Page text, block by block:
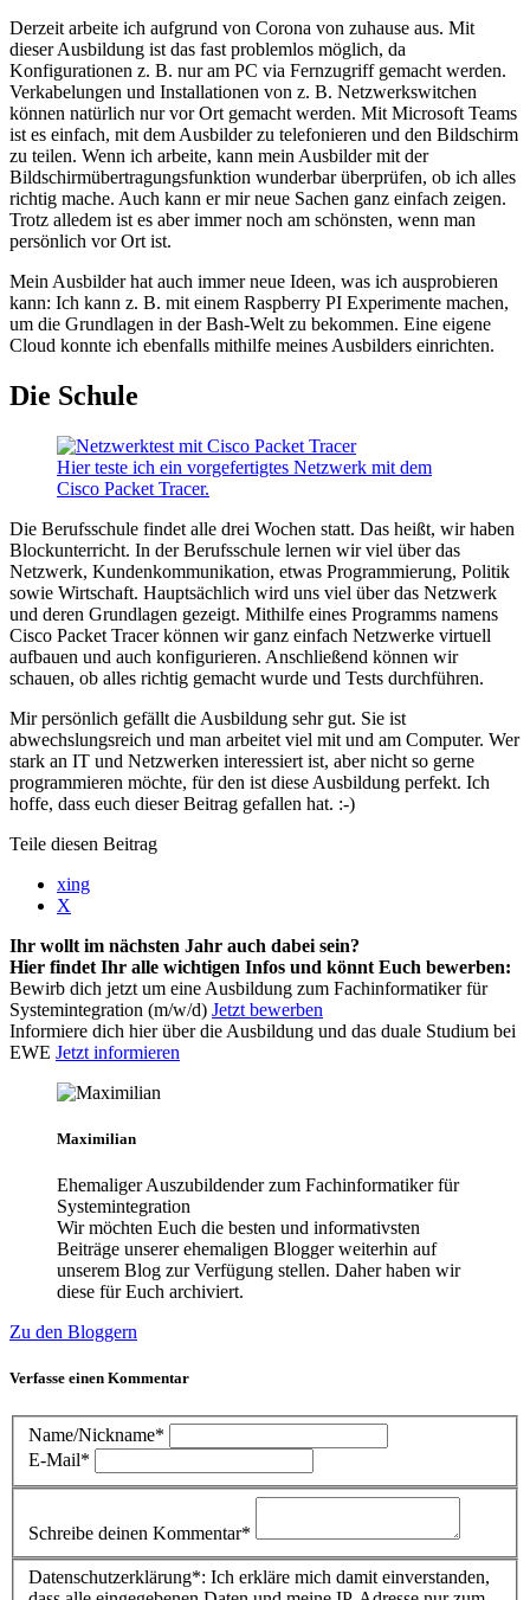
Derzeit arbeite ich aufgrund von Corona von zuhause aus. Mit
dieser Ausbildung ist das fast problemlos möglich, da
Konfigurationen z. B. nur am PC via Fernzugriff gemacht werden.
Verkabelungen und Installationen von z. B. Netzwerkswitchen
können natürlich nur vor Ort gemacht werden. Mit Microsoft Teams
ist es einfach, mit dem Ausbilder zu telefonieren und den Bildschirm
zu teilen. Wenn ich arbeite, kann mein Ausbilder mit der
Bildschirmübertragungsfunktion wunderbar überprüfen, ob ich alles
richtig mache. Auch kann er mir neue Sachen ganz einfach zeigen.
Trotz alledem ist es aber immer noch am schönsten, wenn man
persönlich vor Ort ist.
Mein Ausbilder hat auch immer neue Ideen, was ich ausprobieren
kann: Ich kann z. B. mit einem Raspberry PI Experimente machen,
um die Grundlagen in der Bash-Welt zu bekommen. Eine eigene
Cloud konnte ich ebenfalls mithilfe meines Ausbilders einrichten.
Die Schule
Hier teste ich ein vorgefertigtes Netzwerk mit dem
Cisco Packet Tracer.
Die Berufsschule findet alle drei Wochen statt. Das heißt, wir haben
Blockunterricht. In der Berufsschule lernen wir viel über das
Netzwerk, Kundenkommunikation, etwas Programmierung, Politik
sowie Wirtschaft. Hauptsächlich wird uns viel über das Netzwerk
und deren Grundlagen gezeigt. Mithilfe eines Programms namens
Cisco Packet Tracer können wir ganz einfach Netzwerke virtuell
aufbauen und auch konfigurieren. Anschließend können wir
schauen, ob alles richtig gemacht wurde und Tests durchführen.
Mir persönlich gefällt die Ausbildung sehr gut. Sie ist
abwechslungsreich und man arbeitet viel mit und am Computer. Wer
stark an IT und Netzwerken interessiert ist, aber nicht so gerne
programmieren möchte, für den ist diese Ausbildung perfekt. Ich
hoffe, dass euch dieser Beitrag gefallen hat. :-)
Teile diesen Beitrag
xing
X
Ihr wollt im nächsten Jahr auch dabei sein?
Hier findet Ihr alle wichtigen Infos und könnt Euch bewerben:
Bewirb dich jetzt um eine Ausbildung zum Fachinformatiker für
Systemintegration (m/w/d) Jetzt bewerben
Informiere dich hier über die Ausbildung und das duale Studium bei
EWE Jetzt informieren
Maximilian
Ehemaliger Auszubildender zum Fachinformatiker für
Systemintegration
Wir möchten Euch die besten und informativsten
Beiträge unserer ehemaligen Blogger weiterhin auf
unserem Blog zur Verfügung stellen. Daher haben wir
diese für Euch archiviert.
Zu den Bloggern
Verfasse einen Kommentar
Name/Nickname*
E-Mail*
Schreibe deinen Kommentar*
Datenschutzerklärung*: Ich erkläre mich damit einverstanden,